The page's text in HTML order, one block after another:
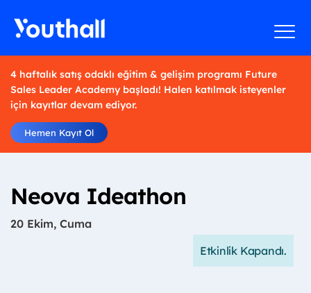
4 haftalık satış odaklı eğitim & gelişim programı Future
Sales Leader Academy başladı! Halen katılmak isteyenler
için kayıtlar devam ediyor.
Hemen Kayıt Ol
Neova Ideathon
20 Ekim, Cuma
Etkinlik Kapandı.